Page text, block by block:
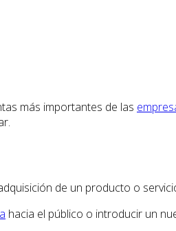
más importantes de las
de un producto o
hacia el público o introducir un